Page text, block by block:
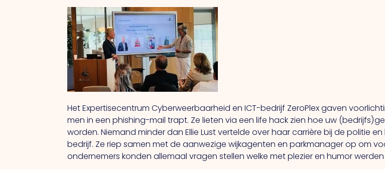
Het Expertisecentrum Cyberweerbaarheid en ICT-bedrijf ZeroPlex gaven
men in een phishing-mail trapt. Ze lieten via een life hack zien hoe uw
worden. Niemand minder dan Ellie Lust vertelde over haar carrière bij de politie
bedrijf. Ze riep samen met de aanwezige wijkagenten en parkmanager op om
ondernemers konden allemaal vragen stellen welke met plezier en humor